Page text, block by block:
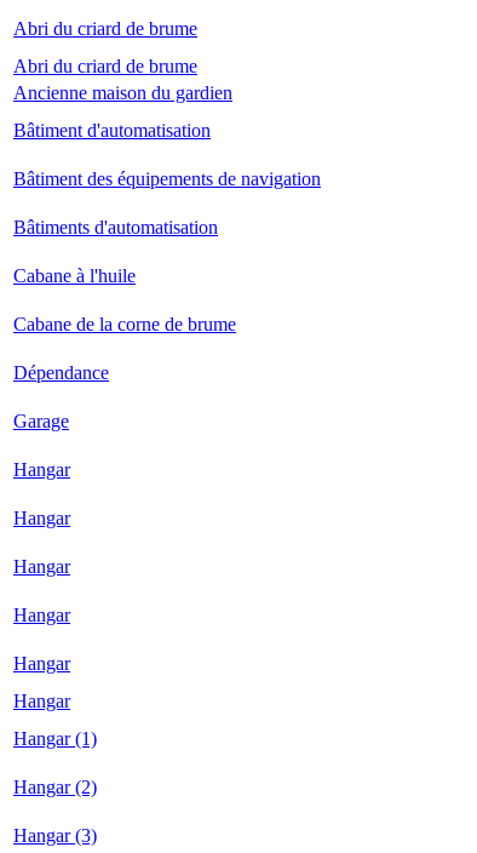
Abri du criard de brume
Abri du criard de brume
Ancienne maison du gardien
Bâtiment d'automatisation
Bâtiment des équipements de navigation
Bâtiments d'automatisation
Cabane à l'huile
Cabane de la corne de brume
Dépendance
Garage
Hangar
Hangar
Hangar
Hangar
Hangar
Hangar
Hangar (1)
Hangar (2)
Hangar (3)